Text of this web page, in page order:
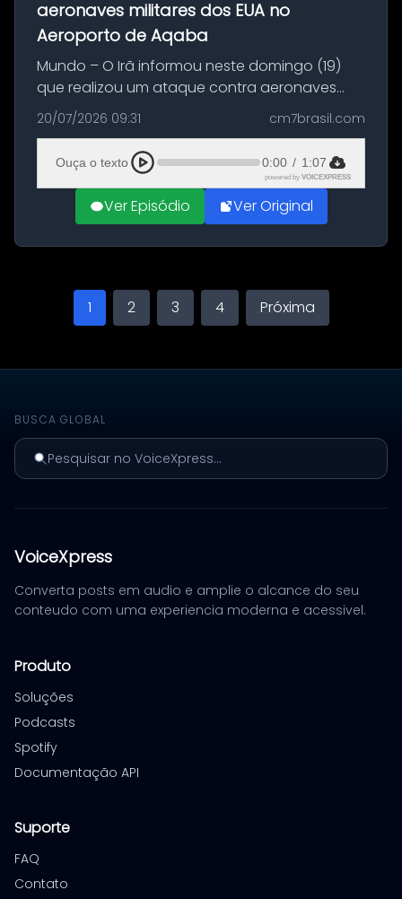
aeronaves militares dos EUA no
Aeroporto de Aqaba
Mundo – O Irã informou neste domingo (19)
que realizou um ataque contra aeronaves
militares dos Estados Unidos estacionadas no
Aeroporto de Aqaba, na Jordânia, durante a
21ª fase da Operação Nasr 2. A...
20/07/2026 09:31 cm7brasil.com
Ouça o texto 0:00 / 1:07
powered by VOICEXPRESS
Ver Episódio Ver Original
1 2 3 4 Próxima
BUSCA GLOBAL
Pesquisar no VoiceXpress...
VoiceXpress
Converta posts em audio e amplie o alcance do seu
conteudo com uma experiencia moderna e acessivel.
Produto
Soluções
Podcasts
Spotify
Documentação API
Suporte
FAQ
Contato